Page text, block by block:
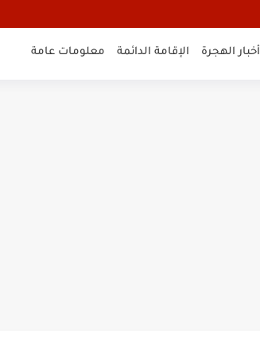
أخبار الهجرة الإقامة الدائمة معلومات عامة